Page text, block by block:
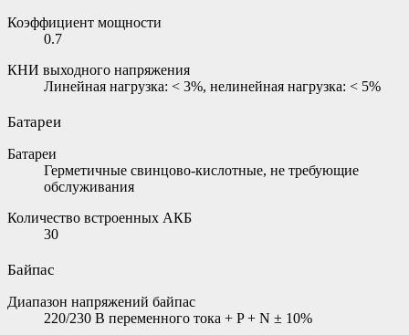
Коэффициент мощности
0.7
КНИ выходного напряжения
Линейная нагрузка: < 3%, нелинейная нагрузка: < 5%
Батареи
Батареи
Герметичные свинцово-кислотные, не требующие
обслуживания
Количество встроенных АКБ
30
Байпас
Диапазон напряжений байпас
220/230 В переменного тока + P + N ± 10%